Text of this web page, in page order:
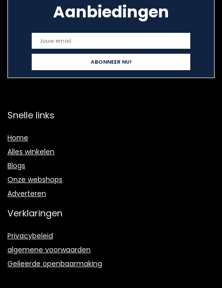
Aanbiedingen
Snelle links
Home
Alles winkelen
Blogs
Onze webshops
Adverteren
Verklaringen
Privacybeleid
algemene voorwaarden
Gelieerde openbaarmaking